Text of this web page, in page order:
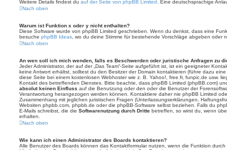
Weitere Details findest du auf der Seite von phpBB Limited . Eine deutschsprachige
Nach oben
Warum ist Funktion x oder y nicht enthalten?
Diese Software wurde von phpBB Limited geschrieben. Wenn du denkst, dass eine
besuche phpBB Ideas , wo du deine Stimme für bestehende Vorschläge abgeben oder
Nach oben
An wen soll ich mich wenden, falls es Beschwerden oder juristische Anfragen zu
Jeder Administrator, der auf der „Das Team“-Seite aufgeführt ist, ist ein geeigneter
keine Antwort erhältst, solltest du den Besitzer der Domain kontaktieren (führe dazu eine
diese Seite bei einem kostenlosen Webhoster wie z. B. Yahoo!, free.fr, funpic.de usw.
Kontakt des betreffenden Dienstes. Bitte beachte, dass phpBB Limited (phpBB.com)
absolut keinen Einfluss auf die Benutzung oder den oder die Benutzer der
Verantwortung herangezogen werden können. Kontaktiere daher nie phpBB Limited
Zusammenhang mit jeglichen juristischen Fragen (Unterlassungserklärungen,
Websiten phpbb.com, phpbb.de oder die phpBB-Software selbst beziehen. Falls du
E-Mails schreibst, die die Softwarenutzung durch Dritte betreffen, so wirst du, wenn
erhalten.
Nach oben
Wie kann ich einen Administrator des Boards kontaktieren?
Alle Benutzer des Boards können das Kontaktformular nutzen, wenn die Funktion